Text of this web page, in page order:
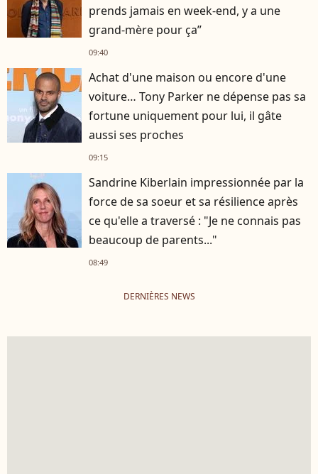
prends jamais en week-end, y a une
grand-mère pour ça”
09:40
Achat d'une maison ou encore d'une
voiture… Tony Parker ne dépense pas sa
fortune uniquement pour lui, il gâte
aussi ses proches
09:15
Sandrine Kiberlain impressionnée par la
force de sa soeur et sa résilience après
ce qu'elle a traversé : "Je ne connais pas
beaucoup de parents..."
08:49
DERNIÈRES NEWS